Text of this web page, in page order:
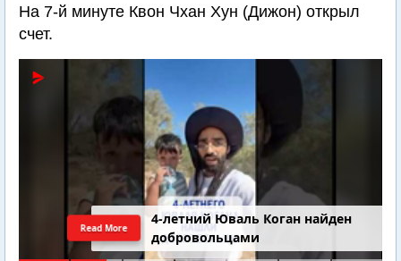
На 7-й минуте Квон Чхан Хун (Дижон) открыл
счет.
4-летний Юваль Коган найден
добровольцами
Read More